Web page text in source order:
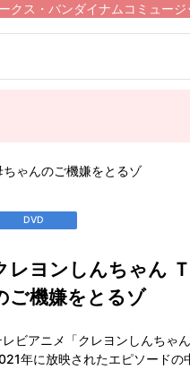
クス・バンダイナムコミュー
ゃんのご機嫌をとるゾ
DVD
レヨンしんちゃん
ご機嫌をとるゾ
レビアニメ「クレヨンしんちゃ
年に放映されたエピソード